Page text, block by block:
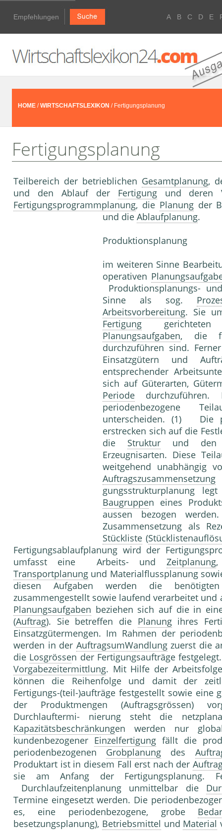
Empfehlungen A B C D E
HOME /WIRTSCHAFTSLEXIKON / Fertigungsplanung
Fertigungsplanung
Teilbereich der betrieblichen Gesamtplanung,
und den Ablauf der Fertigungund deren
Fertigungsprogrammplanung, die Planungder
und die Ablaufplanung.
Produktionsplanung
im weiteren Sinne
operativen
Produktionsplanungs-
Sinne als sog.
Arbeitsvorbereitung. Sie
Fertigung gerichteten
Planungsaufgaben, die
durchzuführen sind.
Einsatzgütern und
entsprechender
sich auf Güterarten,
Periode durchzuführen.
periodenbezogene
unterscheiden. (1) Die
erstrecken sich auf die
die Struktur und
Erzeugnisarten. Diese
weitgehend unabhängig
Auftragszusammensetzung
gungsstrukturplanung
Baugruppen eines
aussen bezogen
Zusammensetzung als
Stückliste (
Fertigungsablaufplanung wird der
umfasst eine Arbeits- und Zeitplanung,
Transportplanung und Materialflussplanung
diesen Aufgaben werden die
zusammengestellt sowie laufend verarbeitet und
Planungsaufgaben beziehen sich auf die in
(Auftrag). Sie betreffen die Planungihres
Einsatzgütermengen. Im Rahmen der
werden in der AuftragsumWandlungzuerst die
die Losgrössen der Fertigungsaufträge
Vorgabezeitermittlung. Mit Hilfe der
können die Reihenfolge und damit der
Fertigungs-(teil-)aufträge festgestellt sowie eine
der Produktmengen (Auftragsgrössen)
Durchlauftermi- nierung steht die
Kapazitätsbeschränkungen werden nur
kundenbezogener Einzelfertigung fällt die
periodenbezogenen Grobplanung des
Produktart ist in diesem Fall erst nach der
sie am Anfang der
Durchlaufzeitenplanung unmittelbar die
Termine eingesetzt werden. Die
es, eine periodenbezogene, grobe
besetzungsplanung), Betriebsmittel und Material